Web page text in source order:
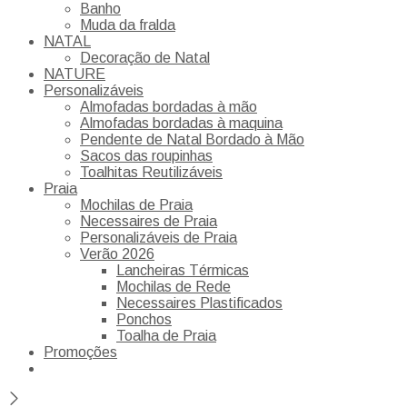
Banho
Muda da fralda
NATAL
Decoração de Natal
NATURE
Personalizáveis
Almofadas bordadas à mão
Almofadas bordadas à maquina
Pendente de Natal Bordado à Mão
Sacos das roupinhas
Toalhitas Reutilizáveis
Praia
Mochilas de Praia
Necessaires de Praia
Personalizáveis de Praia
Verão 2026
Lancheiras Térmicas
Mochilas de Rede
Necessaires Plastificados
Ponchos
Toalha de Praia
Promoções